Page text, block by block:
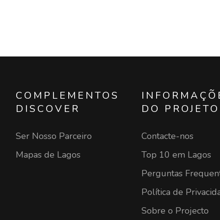
COMPLEMENTOS
DISCOVER
Ser Nosso Parceiro
Mapas de Lagos
DO PROJETO
Contacte-nos
Top 10 em Lagos
Perguntas
Política de
Sobre o Projecto